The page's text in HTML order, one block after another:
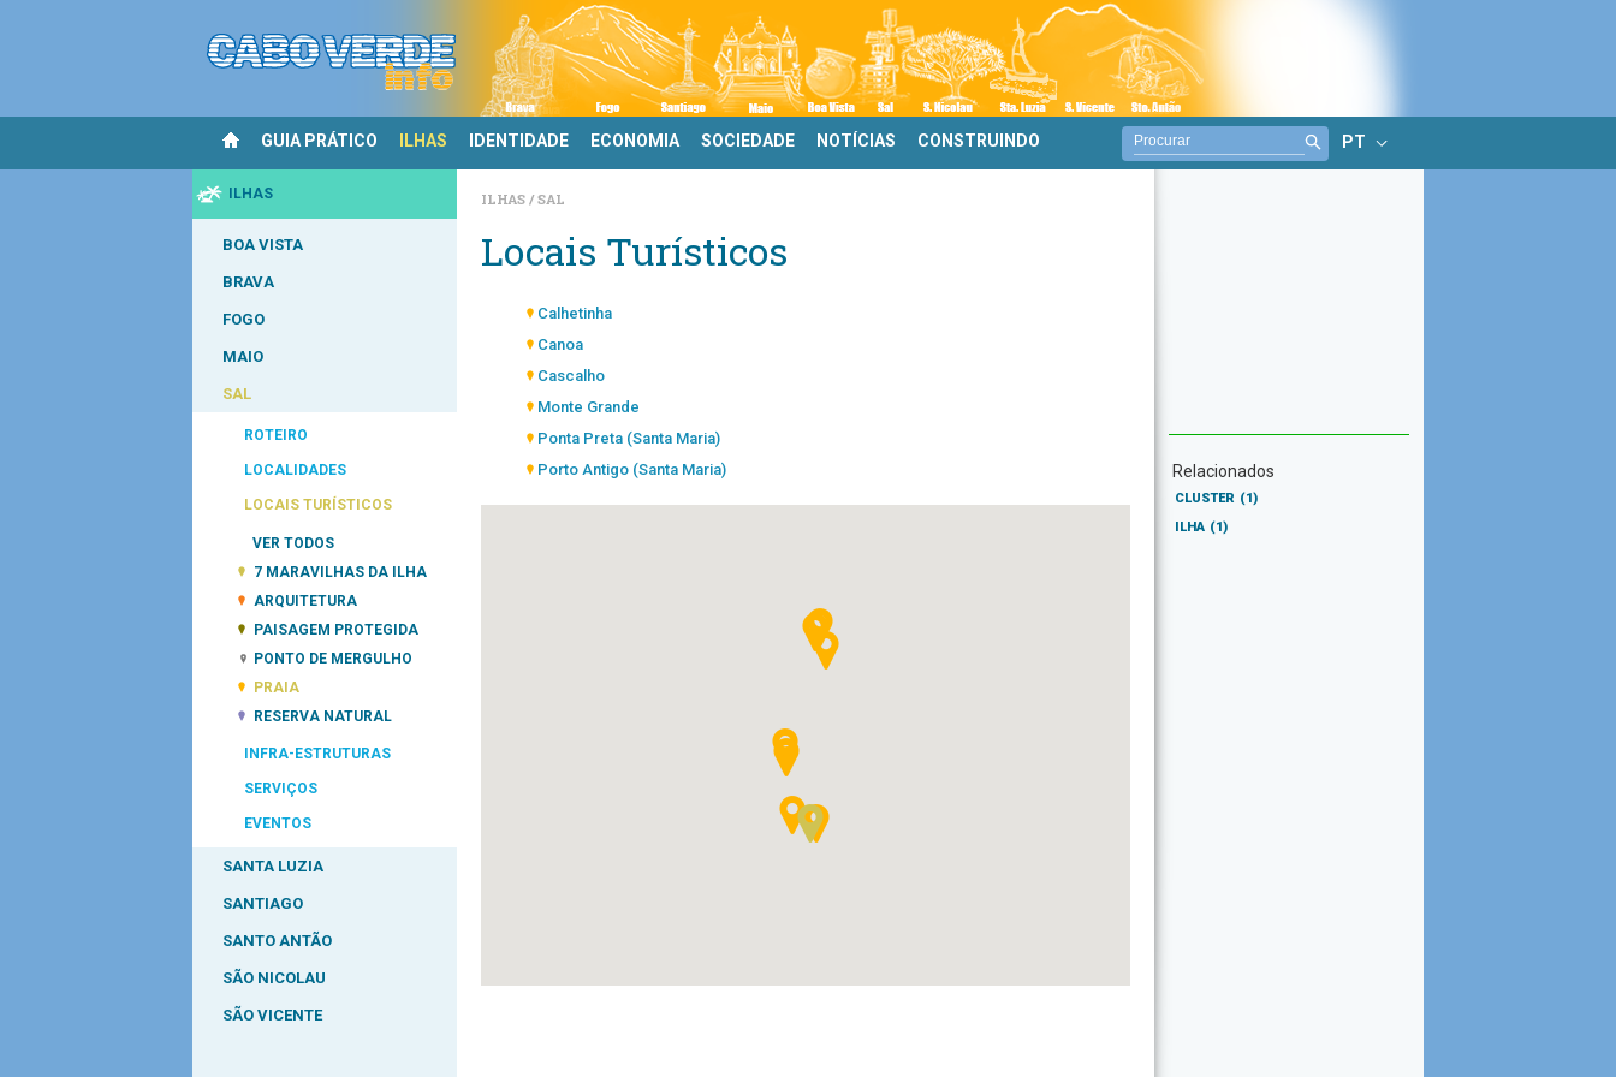
GUIA PRÁTICO ILHAS IDENTIDADE ECONOMIA SOCIEDADE NOTÍCIAS CONSTRUINDO PT
ILHAS
BOA VISTA
BRAVA
FOGO
MAIO
SAL
ROTEIRO
LOCALIDADES
LOCAIS TURÍSTICOS
VER TODOS
7 MARAVILHAS DA ILHA
ARQUITETURA
PAISAGEM PROTEGIDA
PONTO DE MERGULHO
PRAIA
RESERVA NATURAL
INFRA-ESTRUTURAS
SERVIÇOS
EVENTOS
SANTA LUZIA
SANTIAGO
SANTO ANTÃO
SÃO NICOLAU
SÃO VICENTE
ILHAS SAL
Locais Turísticos
Calhetinha
Canoa
Cascalho
Monte Grande
Ponta Preta (Santa Maria)
Porto Antigo (Santa Maria)
Praia de Santa Maria (Santa Maria)
Relacionados
CLUSTER (1)
ILHA (1)